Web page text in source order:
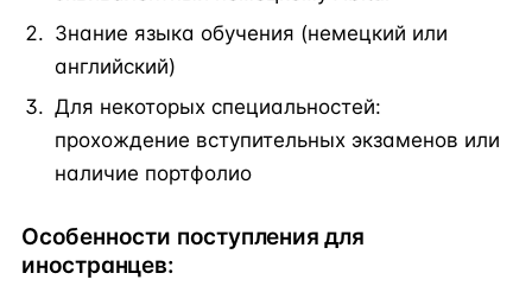
Знание языка обучения (немецкий или
английский)
Для некоторых специальностей:
прохождение вступительных экзаменов или
наличие портфолио
Особенности поступления для
иностранцев: